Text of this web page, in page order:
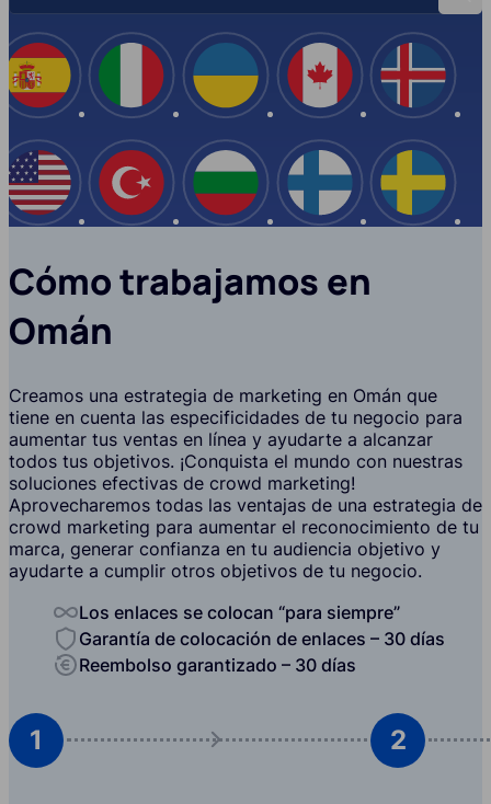
España
EE.UU
Italia
Turquía
Ucrania
Bulgaria
Canadá
Finlandia Suecia
Cómo trabajamos en
Omán
Creamos una estrategia de marketing en Omán que
tiene en cuenta las especificidades de tu negocio para
aumentar tus ventas en línea y ayudarte a alcanzar
todos tus objetivos. ¡Conquista el mundo con nuestras
soluciones efectivas de crowd marketing!
Aprovecharemos todas las ventajas de una estrategia de
crowd marketing para aumentar el reconocimiento de tu
marca, generar confianza en tu audiencia objetivo y
ayudarte a cumplir otros objetivos de tu negocio.
Los enlaces se colocan “para siempre”
Garantía de colocación de enlaces – 30 días
Reembolso garantizado – 30 días
1 2